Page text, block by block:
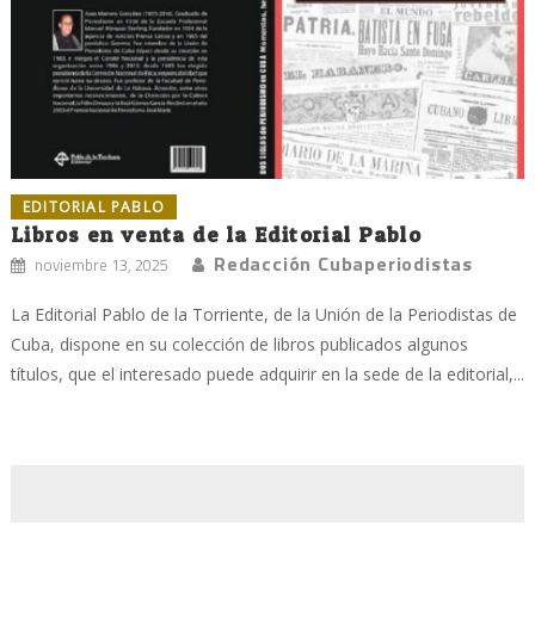
EDITORIAL PABLO
Libros en venta de la Editorial Pablo
noviembre 13, 2025 Redacción Cubaperiodistas
La Editorial Pablo de la Torriente, de la Unión de la Periodistas de
Cuba, dispone en su colección de libros publicados algunos
títulos, que el interesado puede adquirir en la sede de la editorial,...